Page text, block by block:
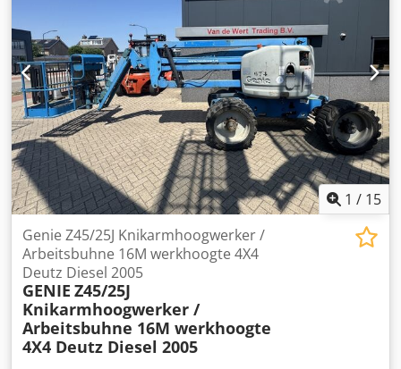
13,9 m Zijdelings bereik: 7,70 m Aandrijving: Elektrisch
Eigen gewicht: 7394 kg Codpor Hnqksfx Aafsha Afmetingen
apparaat (L x B x H): 6,83 m x 1,79 m x 2,00 m Afmetingen
platform (L x B): 1,83 m x 0,76 m Laadvermogen mand: 227
kg Geen roestvorming werd alleen binnen gebruikt!
1 / 15
Genie Z45/25J Knikarmhoogwerker /
Arbeitsbuhne 16M werkhoogte 4X4
Deutz Diesel 2005
GENIE Z45/25J
Knikarmhoogwerker /
Arbeitsbuhne 16M werkhoogte
4X4 Deutz Diesel 2005